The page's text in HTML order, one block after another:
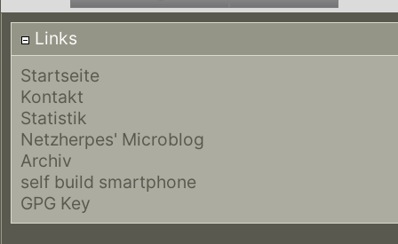
Links
Startseite
Kontakt
Statistik
Netzherpes' Microblog
Archiv
self build smartphone
GPG Key